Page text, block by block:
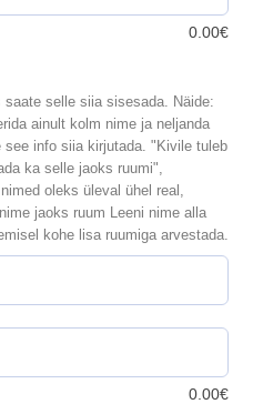
0.00€
selle siia sisesada. Näide:
ainult kolm nime ja neljanda
info siia kirjutada. "Kivile tuleb
ka selle jaoks ruumi",
oleks üleval ühel real,
jaoks ruum Leeni nime alla
kohe lisa ruumiga arvestada.
0.00€